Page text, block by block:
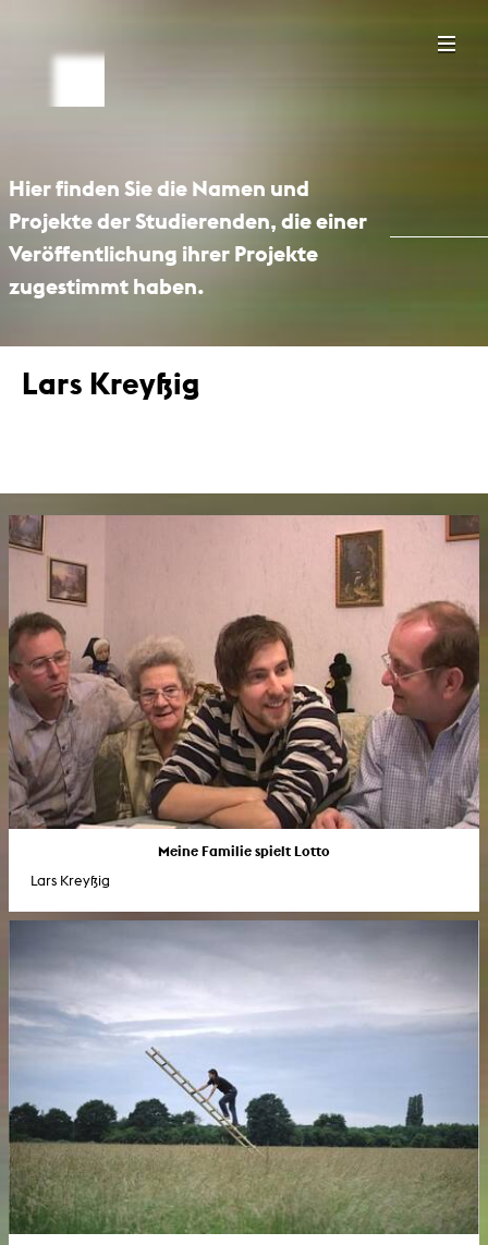
Hier finden Sie die Namen und
Projekte der Studierenden, die einer
Veröffentlichung ihrer Projekte
zugestimmt haben.
Lars Kreyßig
Meine Familie spielt Lotto
Lars Kreyßig